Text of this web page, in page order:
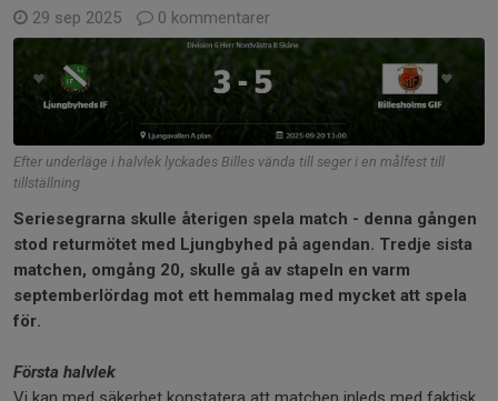
29 sep 2025 0 kommentarer
Efter underläge i halvlek lyckades Billes vända till seger i en målfest till
tillställning
Seriesegrarna skulle återigen spela match - denna gången
stod returmötet med Ljungbyhed på agendan. Tredje sista
matchen, omgång 20, skulle gå av stapeln en varm
septemberlördag mot ett hemmalag med mycket att spela
för.
Första halvlek